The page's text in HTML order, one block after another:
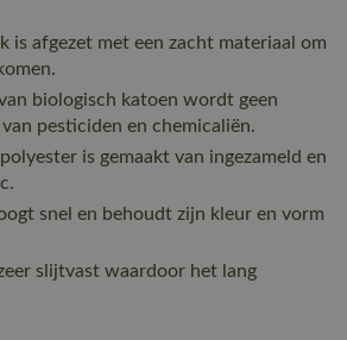
is afgezet met een zacht materiaal om
biologisch katoen wordt geen
pesticiden en chemicaliën.
is gemaakt van ingezameld en
snel en behoudt zijn kleur en vorm
slijtvast waardoor het lang